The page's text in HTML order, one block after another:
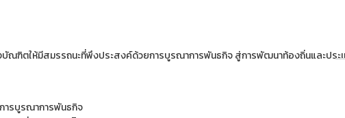
ณฑิตให้มีสมรรถนะที่พึงประสงค์ด้วยการบูรณาการพันธกิจ สู่การพัฒนาท้องถิ่นและประ
ารบูรณาการพันธกิจ